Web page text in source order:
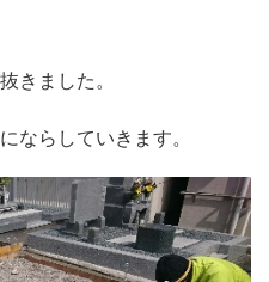
きました。
ならしていきます。